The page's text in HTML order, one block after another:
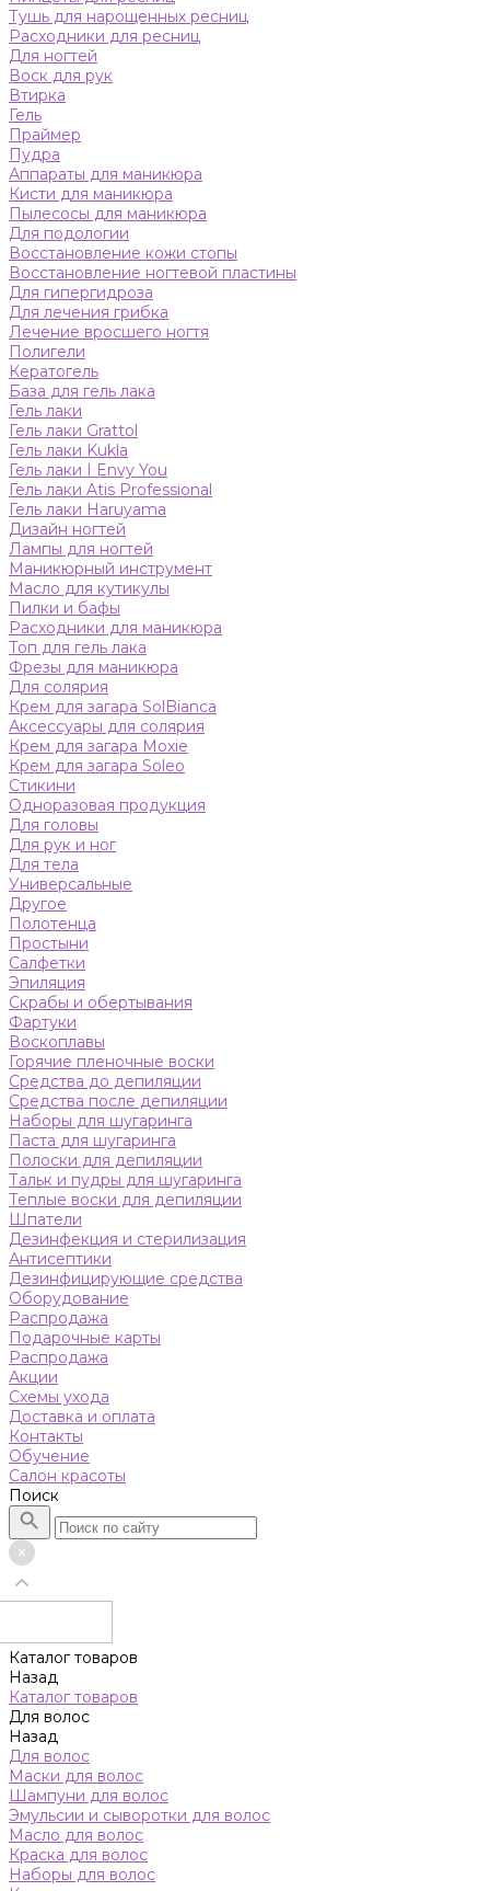
Тушь для нарощенных ресниц
Расходники для ресниц
Для ногтей
Воск для рук
Втирка
Гель
Праймер
Пудра
Аппараты для маникюра
Кисти для маникюра
Пылесосы для маникюра
Для подологии
Восстановление кожи стопы
Восстановление ногтевой пластины
Для гипергидроза
Для лечения грибка
Лечение вросшего ногтя
Полигели
Кератогель
База для гель лака
Гель лаки
Гель лаки Grattol
Гель лаки Kukla
Гель лаки I Envy You
Гель лаки Atis Professional
Гель лаки Haruyama
Дизайн ногтей
Лампы для ногтей
Маникюрный инструмент
Масло для кутикулы
Пилки и бафы
Расходники для маникюра
Топ для гель лака
Фрезы для маникюра
Для солярия
Крем для загара SolBianca
Аксессуары для солярия
Крем для загара Moxie
Крем для загара Soleo
Стикини
Одноразовая продукция
Для головы
Для рук и ног
Для тела
Универсальные
Другое
Полотенца
Простыни
Салфетки
Эпиляция
Скрабы и обертывания
Фартуки
Воскоплавы
Горячие пленочные воски
Средства до депиляции
Средства после депиляции
Наборы для шугаринга
Паста для шугаринга
Полоски для депиляции
Тальк и пудры для шугаринга
Теплые воски для депиляции
Шпатели
Дезинфекция и стерилизация
Антисептики
Дезинфицирующие средства
Оборудование
Распродажа
Подарочные карты
Распродажа
Акции
Схемы ухода
Доставка и оплата
Контакты
Обучение
Салон красоты
Поиск
Каталог товаров
Назад
Каталог товаров
Для волос
Назад
Для волос
Маски для волос
Шампуни для волос
Эмульсии и сыворотки для волос
Масло для волос
Краска для волос
Наборы для волос